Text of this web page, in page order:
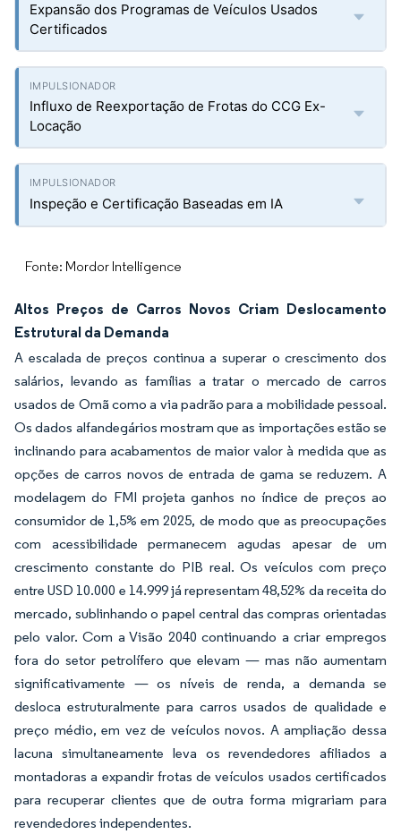
Expansão dos Programas de Veículos Usados
Certificados
Influxo de Reexportação de Frotas do CCG Ex-
Locação
Inspeção e Certificação Baseadas em IA
Fonte: Mordor Intelligence
Altos Preços de Carros Novos Criam Deslocamento
Estrutural da Demanda
A escalada de preços continua a superar o crescimento dos
salários, levando as famílias a tratar o mercado de carros
usados de Omã como a via padrão para a mobilidade pessoal.
Os dados alfandegários mostram que as importações estão se
inclinando para acabamentos de maior valor à medida que as
opções de carros novos de entrada de gama se reduzem. A
modelagem do FMI projeta ganhos no índice de preços ao
consumidor de 1,5% em 2025, de modo que as preocupações
com acessibilidade permanecem agudas apesar de um
crescimento constante do PIB real. Os veículos com preço
entre USD 10.000 e 14.999 já representam 48,52% da receita do
mercado, sublinhando o papel central das compras orientadas
pelo valor. Com a Visão 2040 continuando a criar empregos
fora do setor petrolífero que elevam — mas não aumentam
significativamente — os níveis de renda, a demanda se
desloca estruturalmente para carros usados de qualidade e
preço médio, em vez de veículos novos. A ampliação dessa
lacuna simultaneamente leva os revendedores afiliados a
montadoras a expandir frotas de veículos usados certificados
para recuperar clientes que de outra forma migrariam para
revendedores independentes.